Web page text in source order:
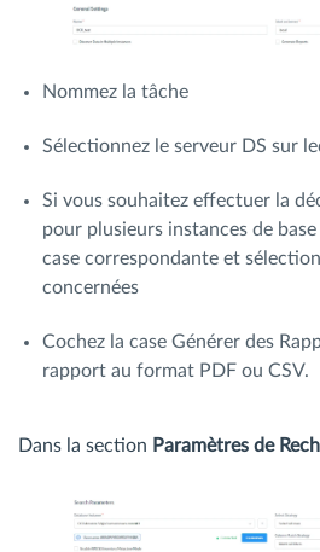
Nommez la tâche
Sélectionnez le serveur DS sur
Si vous souhaitez effectuer la
pour plusieurs instances de
case correspondante et
concernées
Cochez la case Générer des
rapport au format PDF ou CSV.
Dans la section Paramètres de